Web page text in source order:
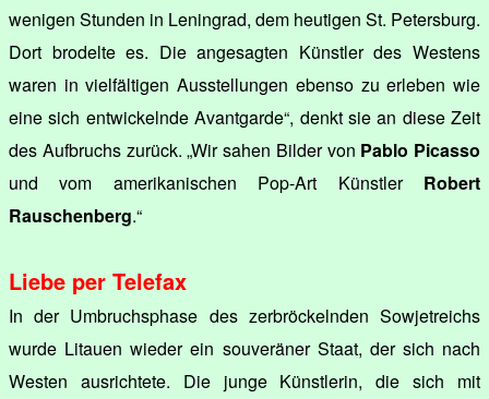
wenigen Stunden in Leningrad, dem heutigen St. Petersburg.
Dort brodelte es. Die angesagten Künstler des Westens
waren in vielfältigen Ausstellungen ebenso zu erleben wie
eine sich entwickelnde Avantgarde“, denkt sie an diese Zeit
des Aufbruchs zurück. „Wir sahen Bilder von Pablo Picasso
und vom amerikanischen Pop-Art Künstler Robert
Rauschenberg.“
Liebe per Telefax
In der Umbruchsphase des zerbröckelnden Sowjetreichs
wurde Litauen wieder ein souveräner Staat, der sich nach
Westen ausrichtete. Die junge Künstlerin, die sich mit